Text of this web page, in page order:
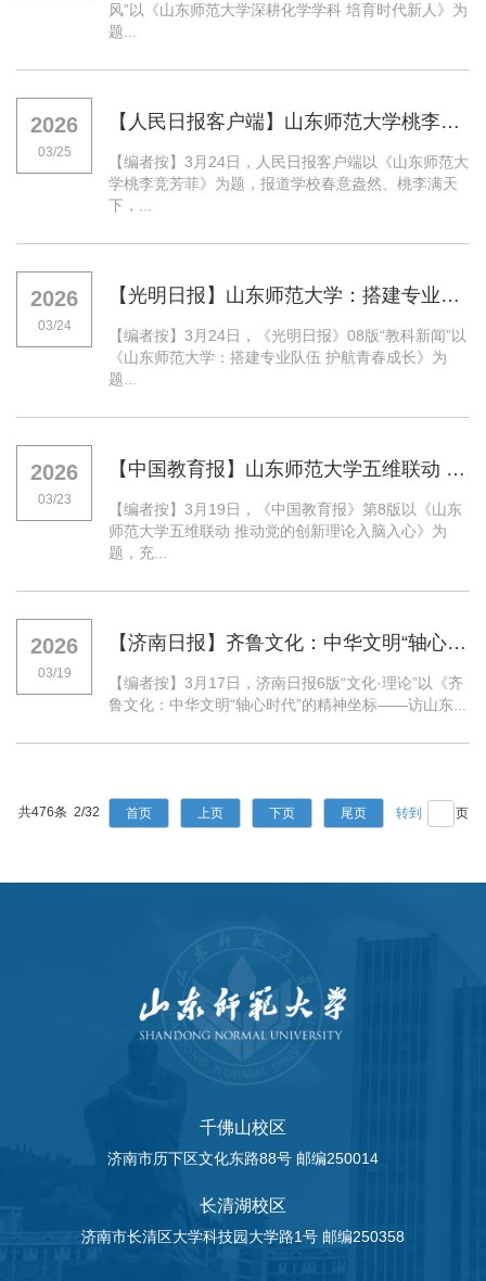
风”以《山东师范大学深耕化学学科 培育时代新人》为
题...
2026
03/25
【人民日报客户端】山东师范大学桃李竞芳菲
【编者按】3月24日，人民日报客户端以《山东师范大
学桃李竞芳菲》为题，报道学校春意盎然、桃李满天
下，...
2026
03/24
【光明日报】山东师范大学：搭建专业队伍 护航青春成长
【编者按】3月24日，《光明日报》08版“教科新闻”以
《山东师范大学：搭建专业队伍 护航青春成长》为
题...
2026
03/23
【中国教育报】山东师范大学五维联动 推动党的创新理论入脑入心
【编者按】3月19日，《中国教育报》第8版以《山东
师范大学五维联动 推动党的创新理论入脑入心》为
题，充...
2026
03/19
【济南日报】齐鲁文化：中华文明“轴心时代”的精神坐标——访山东师范大学齐鲁文化研究院院长吕文明
【编者按】3月17日，济南日报6版“文化·理论”以《齐
鲁文化：中华文明“轴心时代”的精神坐标——访山东...
共476条 2/32 首页 上页 下页 尾页 页
千佛山校区
济南市历下区文化东路88号 邮编250014
长清湖校区
济南市长清区大学科技园大学路1号 邮编250358